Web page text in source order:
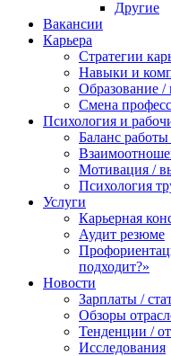
Другие
Вакансии
Карьера
Стратегии
Навыки и
Образование /
Смена
Психология и
Баланс
Мотивация /
Психология
Услуги
Карьерная
Аудит резюме
подходит?»
Новости
Зарплаты /
Обзоры
Тенденции /
Исследования